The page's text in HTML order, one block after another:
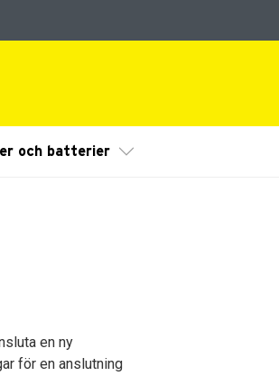
och batterier Visa/Göm undermeny
en ny
för en anslutning